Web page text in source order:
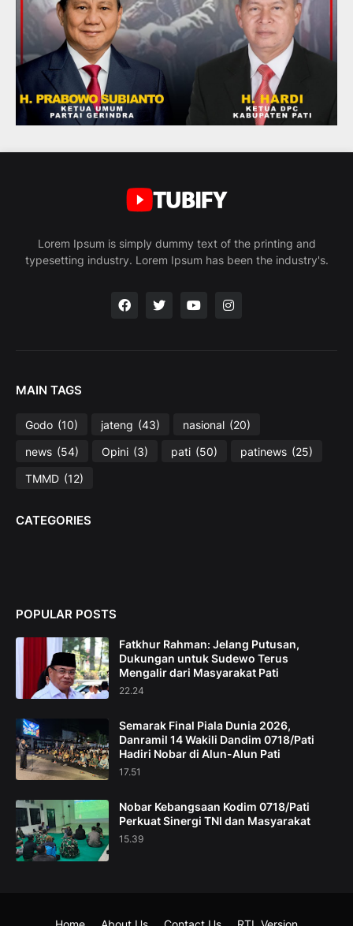
Lorem Ipsum is simply dummy text of the printing and
typesetting industry. Lorem Ipsum has been the industry's.
MAIN TAGS
Godo (10) jateng (43) nasional (20)
news (54) Opini (3) pati (50) patinews (25)
TMMD (12)
CATEGORIES
POPULAR POSTS
Fatkhur Rahman: Jelang Putusan,
Dukungan untuk Sudewo Terus
Mengalir dari Masyarakat Pati
22.24
Semarak Final Piala Dunia 2026,
Danramil 14 Wakili Dandim 0718/Pati
Hadiri Nobar di Alun-Alun Pati
17.51
Nobar Kebangsaan Kodim 0718/Pati
Perkuat Sinergi TNI dan Masyarakat
15.39